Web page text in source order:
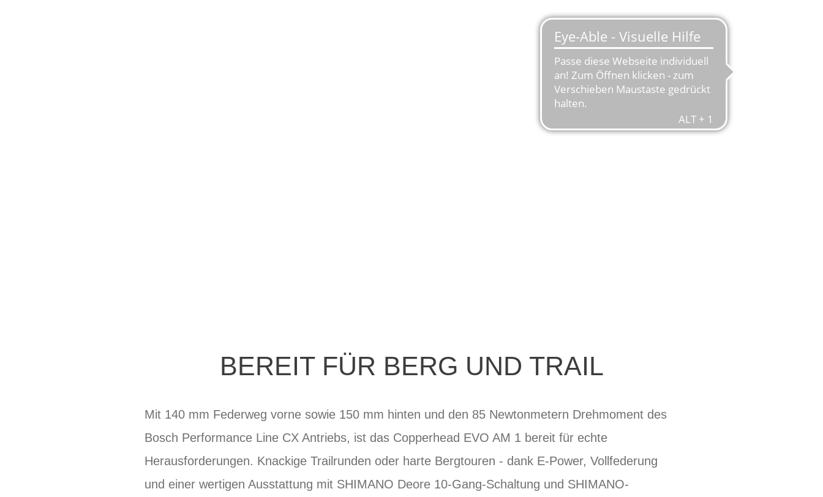
BEREIT FÜR BERG UND TRAIL
Mit 140 mm Federweg vorne sowie 150 mm hinten und den 85 Newtonmetern Drehmoment des
Bosch Performance Line CX Antriebs, ist das Copperhead EVO AM 1 bereit für echte
Herausforderungen. Knackige Trailrunden oder harte Bergtouren - dank E-Power, Vollfederung
und einer wertigen Ausstattung mit SHIMANO Deore 10-Gang-Schaltung und SHIMANO-